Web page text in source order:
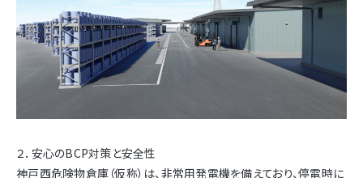
２．安心のBCP対策と安全性
神戸西危険物倉庫（仮称）は、非常用発電機を備えており、停電時に